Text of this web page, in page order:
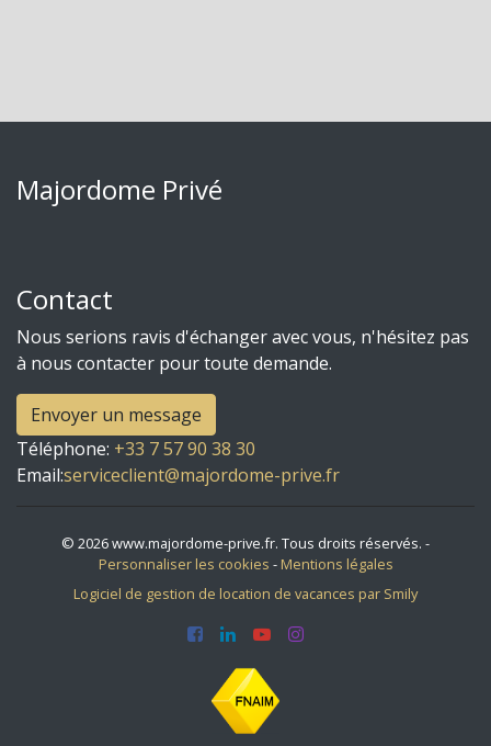
Majordome Privé
Contact
Nous serions ravis d'échanger avec vous, n'hésitez pas
à nous contacter pour toute demande.
Envoyer un message
Téléphone: +33 7 57 90 38 30
Email:serviceclient@majordome-prive.fr
© 2026 www.majordome-prive.fr. Tous droits réservés. -
Personnaliser les cookies - Mentions légales
Logiciel de gestion de location de vacances par Smily